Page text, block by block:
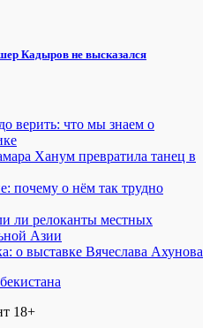
Кадыров не высказался
верить: что мы знаем о
Ханум превратила танец в
почему о нём так трудно
ли релоканты местных
Азии
о выставке Вячеслава Ахунова
18+